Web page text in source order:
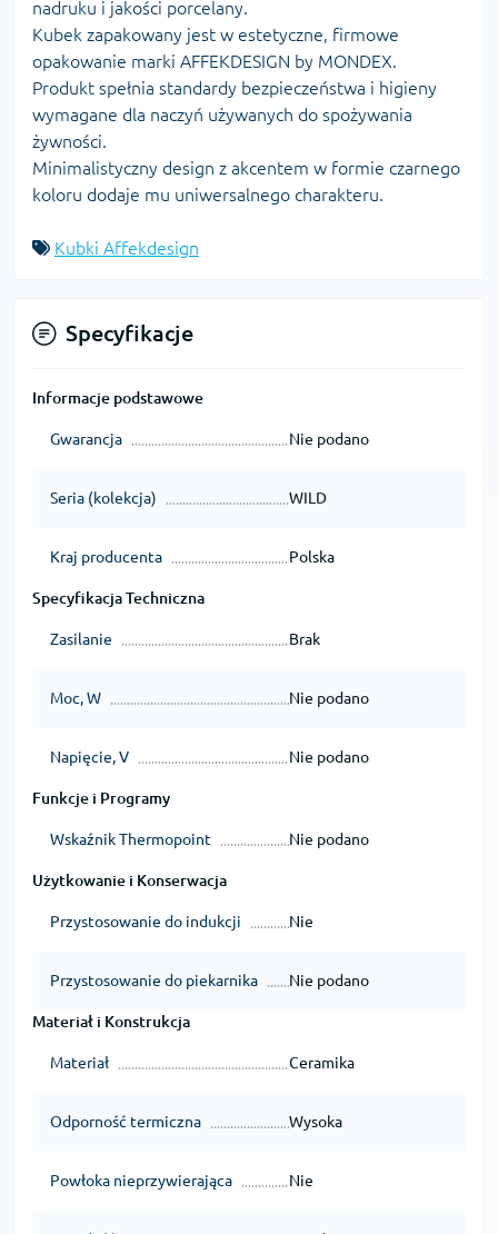
nadruku i jakości porcelany.
Kubek zapakowany jest w estetyczne, firmowe
opakowanie marki AFFEKDESIGN by MONDEX.
Produkt spełnia standardy bezpieczeństwa i higieny
wymagane dla naczyń używanych do spożywania
żywności.
Minimalistyczny design z akcentem w formie czarnego
koloru dodaje mu uniwersalnego charakteru.
Kubki Affekdesign
Specyfikacje
Informacje podstawowe
Gwarancja Nie podano
Seria (kolekcja) WILD
Kraj producenta Polska
Specyfikacja Techniczna
Zasilanie Brak
Moc, W Nie podano
Napięcie, V Nie podano
Funkcje i Programy
Wskaźnik Thermopoint Nie podano
Użytkowanie i Konserwacja
Przystosowanie do indukcji Nie
Przystosowanie do piekarnika Nie podano
Materiał i Konstrukcja
Materiał Ceramika
Odporność termiczna Wysoka
Powłoka nieprzywierająca Nie